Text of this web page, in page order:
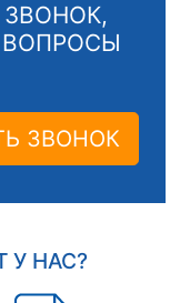
ВОПРОСЫ
ЗВОНОК
У НАС?